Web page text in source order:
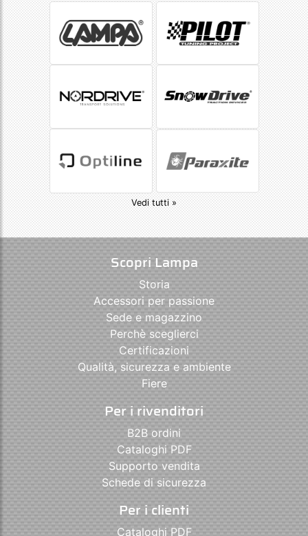
Vedi tutti »
Scopri Lampa
Storia
Accessori per passione
Sede e magazzino
Perchè sceglierci
Certificazioni
Qualità, sicurezza e ambiente
Fiere
Per i rivenditori
B2B ordini
Cataloghi PDF
Supporto vendita
Schede di sicurezza
Per i clienti
Cataloghi PDF